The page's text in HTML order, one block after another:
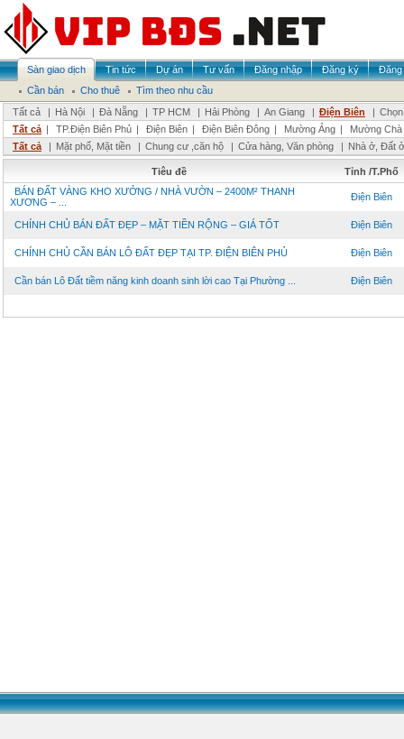
Sàn giao dịch Tin tức Dự án Tư vấn Đăng nhập Đăng ký
Đăng
Cần bán
Cho thuê
Tìm theo nhu cầu
Tất cả
| Hà Nội | Đà Nẵng | TP HCM | Hải Phòng | An Giang | Điện Biên |
Tất cả | TP.Điện Biên Phủ | Điện Biên | Điện Biên Đông | Mường Ảng |
Mường Chà
Tất cả
| Mặt phố, Mặt tiền | Chung cư ,căn hộ | Cửa hàng, Văn phòng | Nhà ở, Đất ở
Tiêu đề
Tỉnh /T.Phố
BÁN ĐẤT VÀNG KHO XƯỞNG / NHÀ VƯỜN – 2400M² THANH
XƯƠNG – ...
Điện Biên
CHÍNH CHỦ BÁN ĐẤT ĐẸP – MẶT TIỀN RỘNG – GIÁ TỐT Điện Biên
CHÍNH CHỦ CẦN BÁN LÔ ĐẤT ĐẸP TẠI TP. ĐIỆN BIÊN PHỦ Điện Biên
Cần bán Lô Đất tiềm năng kinh doanh sinh lời cao Tại Phường ... Điện Biên